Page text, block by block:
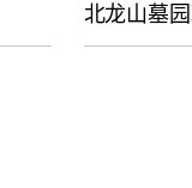
北龙山墓